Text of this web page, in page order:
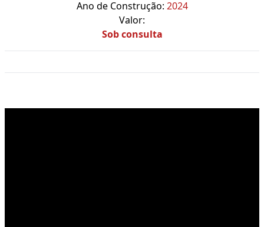
Ano de Construção: 2024
Valor:
Sob consulta